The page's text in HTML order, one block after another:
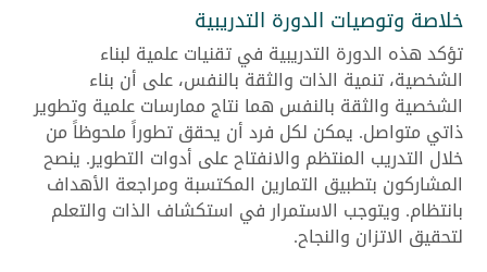
خلاصة وتوصيات الدورة التدريبية
تؤكد هذه الدورة التدريبية في تقنيات علمية لبناء
الشخصية، تنمية الذات والثقة بالنفس، على أن بناء
الشخصية والثقة بالنفس هما نتاج ممارسات علمية وتطوير
ذاتي متواصل. يمكن لكل فرد أن يحقق تطوراً ملحوظاً من
خلال التدريب المنتظم والانفتاح على أدوات التطوير. ينصح
المشاركون بتطبيق التمارين المكتسبة ومراجعة الأهداف
بانتظام. ويتوجب الاستمرار في استكشاف الذات والتعلم
لتحقيق الاتزان والنجاح.